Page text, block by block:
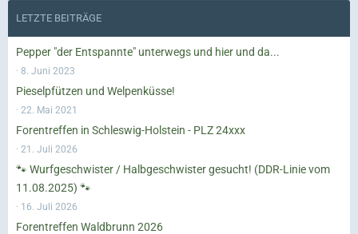
LETZTE BEITRÄGE
Pepper "der Entspannte" unterwegs und hier und da...
8. Juni 2023
Pieselpfützen und Welpenküsse!
22. Mai 2021
Forentreffen in Schleswig-Holstein - PLZ 24xxx
21. Juli 2026
🐾 Wurfgeschwister / Halbgeschwister gesucht! (DDR-Linie vom
11.08.2025) 🐾
16. Juli 2026
Forentreffen Waldbrunn 2026